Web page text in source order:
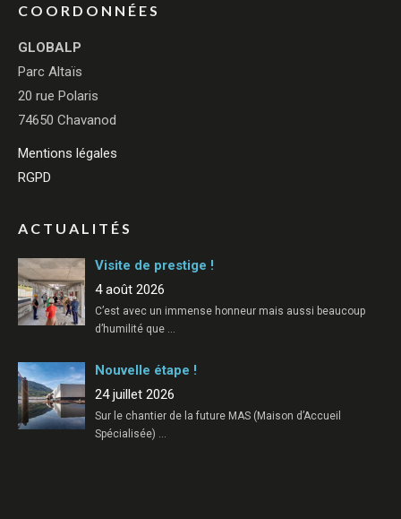
COORDONNÉES
GLOBALP
Parc Altaïs
20 rue Polaris
74650 Chavanod
Mentions légales
RGPD
ACTUALITÉS
Visite de prestige !
4 août 2026
C’est avec un immense honneur mais aussi beaucoup
d’humilité que …
Nouvelle étape !
24 juillet 2026
Sur le chantier de la future MAS (Maison d’Accueil
Spécialisée) …